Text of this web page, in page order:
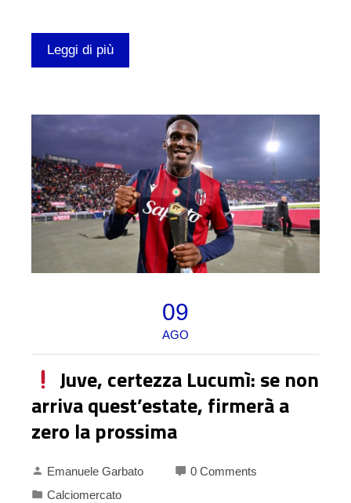
Leggi di più
09
AGO
Juve, certezza Lucumì: se non
arriva quest’estate, firmerà a
zero la prossima
Emanuele Garbato
0 Comments
Calciomercato